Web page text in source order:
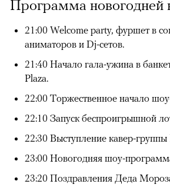
Программа новогодней
00:00 / 00:00
21:00 Welcome party, фуршет в
аниматоров и Dj-сетов.
21:40 Начало гала-ужина в
Plaza.
22:00 Торжественное начало
22:10 Запуск беспроигрышной
22:30 Выступление кавер-группы
23:00 Новогодняя шоу-
23:20 Поздравления Деда